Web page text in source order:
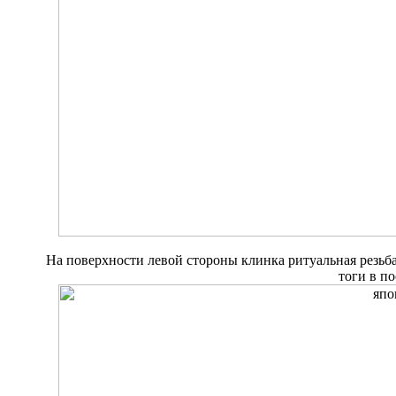
На поверхности левой стороны клинка ритуальная
тоги в